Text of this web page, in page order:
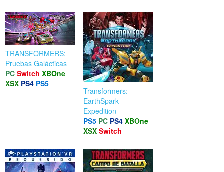
TRANSFORMERS:
Pruebas Galácticas
PC Switch XBOne
XSX PS4 PS5
Transformers:
EarthSpark -
Expedition
PS5 PC PS4 XBOne
XSX Switch